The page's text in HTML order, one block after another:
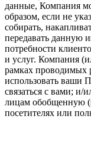
данные, Компания
образом, если не
собирать,
передавать данную
потребности
и услуг. Компания
рамках проводимых
использовать ваши
связаться с вами; и/
лицам обобщенную
посетителях или